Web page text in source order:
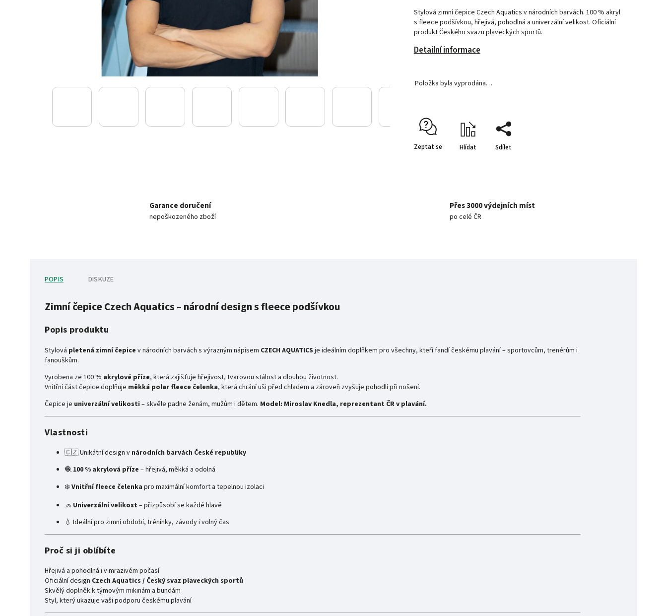
Stylová zimní čepice Czech Aquatics v národních barvách. 100 % akryl
s fleece podšívkou, hřejivá, pohodlná a univerzální velikost. Oficiální
produkt Českého svazu plaveckých sportů.
Detailní informace
Položka byla vyprodána…
Zeptat se Hlídat Sdílet
Garance doručení
nepoškozeného zboží
Přes 3000 výdejních míst
po celé ČR
POPIS DISKUZE
Zimní čepice Czech Aquatics – národní design s fleece podšívkou
Popis produktu
Stylová pletená zimní čepice v národních barvách s výrazným nápisem CZECH AQUATICS je ideálním doplňkem pro všechny, kteří fandí českému plavání – sportovcům, trenérům i
fanouškům.
Vyrobena ze 100 % akrylové příze, která zajišťuje hřejivost, tvarovou stálost a dlouhou životnost.
Vnitřní část čepice doplňuje měkká polar fleece čelenka, která chrání uši před chladem a zároveň zvyšuje pohodlí při nošení.
Čepice je univerzální velikosti – skvěle padne ženám, mužům i dětem. Model: Miroslav Knedla, reprezentant ČR v plavání.
Vlastnosti
🇨🇿 Unikátní design v národních barvách České republiky
🧶 100 % akrylová příze – hřejivá, měkká a odolná
❄️Vnitřní fleece čelenka pro maximální komfort a tepelnou izolaci
🧢 Univerzální velikost– přizpůsobí se každé hlavě
💧 Ideální pro zimní období, tréninky, závody i volný čas
Proč si ji oblíbíte
Hřejivá a pohodlná i v mrazivém počasí
Oficiální design Czech Aquatics / Český svaz plaveckých sportů
Skvělý doplněk k týmovým mikinám a bundám
Styl, který ukazuje vaši podporu českému plavání